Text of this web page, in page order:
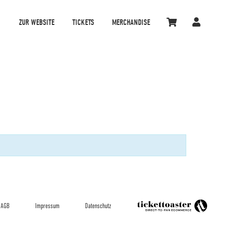
ZUR WEBSITE TICKETS MERCHANDISE
AGB Impressum Datenschutz